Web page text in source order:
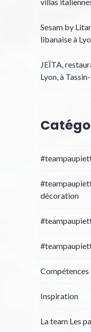
Sesam by
libanaise à
JEÏTA,
Lyon, à
décoration
Compétences
Inspiration
La team Les